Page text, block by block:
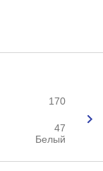
170
47
Белый